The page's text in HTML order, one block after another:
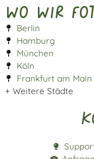
Wo wir
Berlin
Hamburg
München
Köln
Frankfurt am Main
+ Weitere Städte